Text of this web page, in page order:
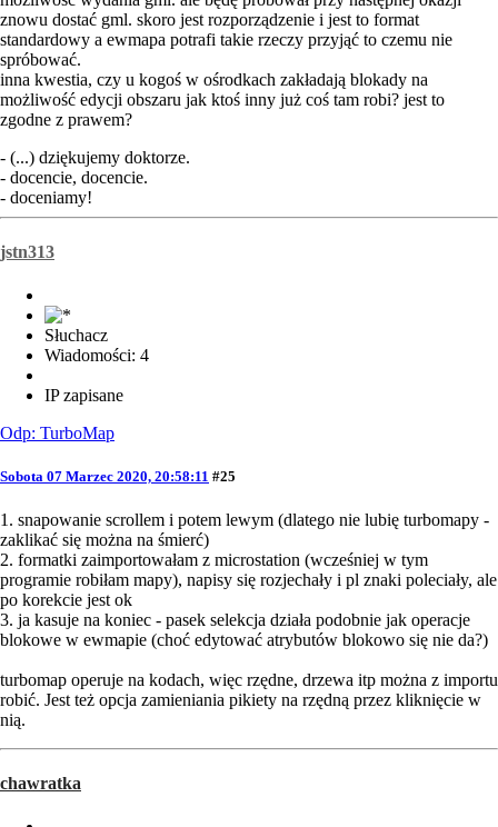
znowu dostać gml. skoro jest rozporządzenie i jest to format
standardowy a ewmapa potrafi takie rzeczy przyjąć to czemu nie
spróbować.
inna kwestia, czy u kogoś w ośrodkach zakładają blokady na
możliwość edycji obszaru jak ktoś inny już coś tam robi? jest to
zgodne z prawem?
- (...) dziękujemy doktorze.
- docencie, docencie.
- doceniamy!
jstn313
Słuchacz
Wiadomości: 4
IP zapisane
Odp: TurboMap
Sobota 07 Marzec 2020, 20:58:11 #25
1. snapowanie scrollem i potem lewym (dlatego nie lubię turbomapy -
zaklikać się można na śmierć)
2. formatki zaimportowałam z microstation (wcześniej w tym
programie robiłam mapy), napisy się rozjechały i pl znaki poleciały, ale
po korekcie jest ok
3. ja kasuje na koniec - pasek selekcja działa podobnie jak operacje
blokowe w ewmapie (choć edytować atrybutów blokowo się nie da?)
turbomap operuje na kodach, więc rzędne, drzewa itp można z importu
robić. Jest też opcja zamieniania pikiety na rzędną przez kliknięcie w
nią.
chawratka